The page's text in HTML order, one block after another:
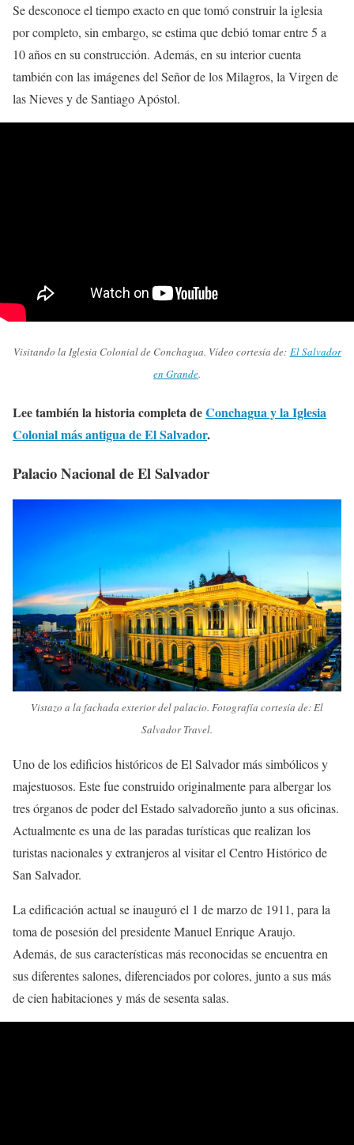
Se desconoce el tiempo exacto en que tomó construir la iglesia
por completo, sin embargo, se estima que debió tomar entre 5 a
10 años en su construcción. Además, en su interior cuenta
también con las imágenes del Señor de los Milagros, la Virgen de
las Nieves y de Santiago Apóstol.
Visitando la Iglesia Colonial de Conchagua. Vídeo cortesía de: El Salvador
en Grande.
Lee también la historia completa deConchagua y la Iglesia
Colonial más antigua de El Salvador.
Palacio Nacional de El Salvador
Vistazo a la fachada exterior del palacio. Fotografía cortesía de: El
Salvador Travel.
Uno de los edificios históricos de El Salvador más simbólicos y
majestuosos. Este fue construido originalmente para albergar los
tres órganos de poder del Estado salvadoreño junto a sus oficinas.
Actualmente es una de las paradas turísticas que realizan los
turistas nacionales y extranjeros al visitar el Centro Histórico de
San Salvador.
La edificación actual se inauguró el 1 de marzo de 1911, para la
toma de posesión del presidente Manuel Enrique Araujo.
Además, de sus características más reconocidas se encuentra en
sus diferentes salones, diferenciados por colores, junto a sus más
de cien habitaciones y más de sesenta salas.